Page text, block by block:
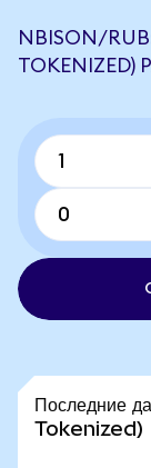
NBISON/
TOKENIZED)
Последние
Tokenized)